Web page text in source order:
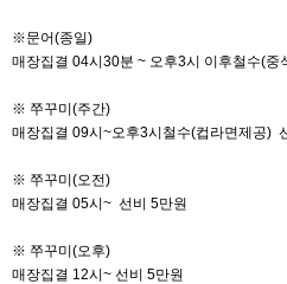
※문어(종일)
매장집결 04시30분 ~ 오후3시 이후철수(중
※ 쭈꾸미(주간)
매장집결 09시~오후3시철수(컵라면제공)
※ 쭈꾸미(오전)
매장집결 05시~ 선비 5만원
※ 쭈꾸미(오후)
매장집결 12시~ 선비 5만원